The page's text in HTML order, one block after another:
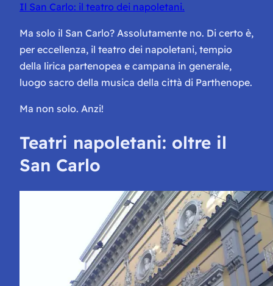
Il San Carlo: il teatro dei napoletani.
Ma solo il San Carlo? Assolutamente no. Di certo è,
per eccellenza, il teatro dei napoletani, tempio
della lirica partenopea e campana in generale,
luogo sacro della musica della città di Parthenope.
Ma non solo. Anzi!
Teatri napoletani: oltre il
San Carlo